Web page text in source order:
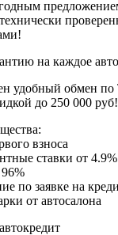
на каждое
удобный обмен
до 250 000 руб!
взноса
ставки от 4.9%
по заявке на
от автосалона